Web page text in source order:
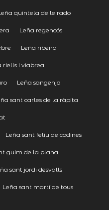
quintela de leirado
Leña regencós
Leña ribeira
riells i viabrea
Leña sangenjo
sant carles de la ràpita
Leña sant feliu de codines
guim de la plana
sant jordi desvalls
Leña sant martí de tous